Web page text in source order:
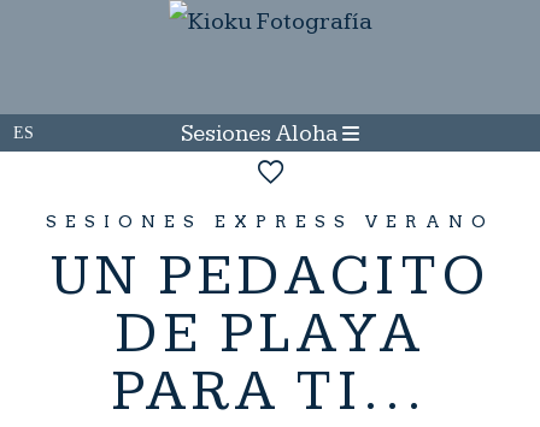
Sesiones Aloha
SESIONES EXPRESS VERANO
UN PEDACITO
DE PLAYA
PARA TI...